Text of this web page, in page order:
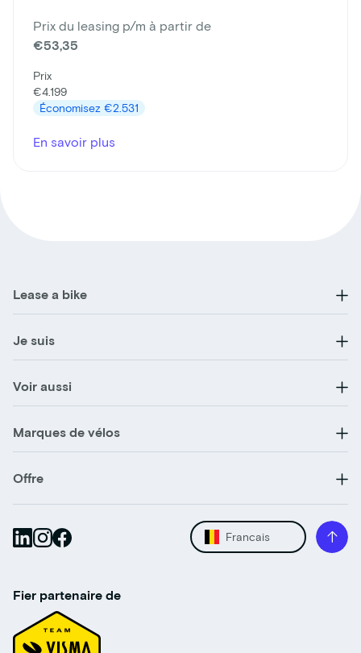
Prix du leasing p/m à partir de
€53,35
Prix
€4.199
Économisez €2.531
En savoir plus
Lease a bike
Je suis
Voir aussi
Marques de vélos
Offre
Francais
Fier partenaire de